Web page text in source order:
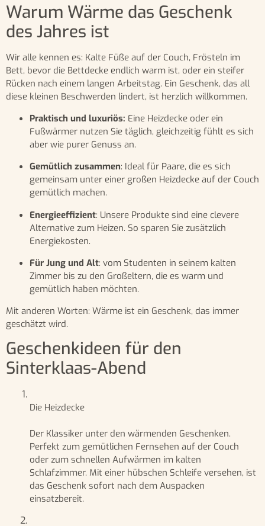
Warum Wärme das Geschenk
des Jahres ist
Wir alle kennen es: Kalte Füße auf der Couch, Frösteln im
Bett, bevor die Bettdecke endlich warm ist, oder ein steifer
Rücken nach einem langen Arbeitstag. Ein Geschenk, das all
diese kleinen Beschwerden lindert, ist herzlich willkommen.
Praktisch und luxuriös: Eine Heizdecke oder ein
Fußwärmer nutzen Sie täglich, gleichzeitig fühlt es sich
aber wie purer Genuss an.
Gemütlich zusammen: Ideal für Paare, die es sich
gemeinsam unter einer großen Heizdecke auf der Couch
gemütlich machen.
Energieeffizient: Unsere Produkte sind eine clevere
Alternative zum Heizen. So sparen Sie zusätzlich
Energiekosten.
Für Jung und Alt: vom Studenten in seinem kalten
Zimmer bis zu den Großeltern, die es warm und
gemütlich haben möchten.
Mit anderen Worten: Wärme ist ein Geschenk, das immer
geschätzt wird.
Geschenkideen für den
Sinterklaas-Abend
Die Heizdecke
Der Klassiker unter den wärmenden Geschenken.
Perfekt zum gemütlichen Fernsehen auf der Couch
oder zum schnellen Aufwärmen im kalten
Schlafzimmer. Mit einer hübschen Schleife versehen, ist
das Geschenk sofort nach dem Auspacken
einsatzbereit.